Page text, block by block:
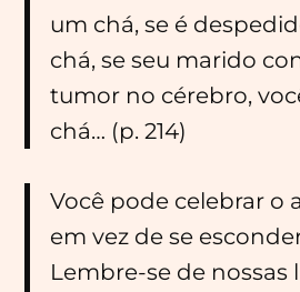
um chá, se é
chá, se seu marido
tumor no cérebro,
chá… (p. 214)
Você pode celebrar o
em vez de se
Lembre-se de nossas